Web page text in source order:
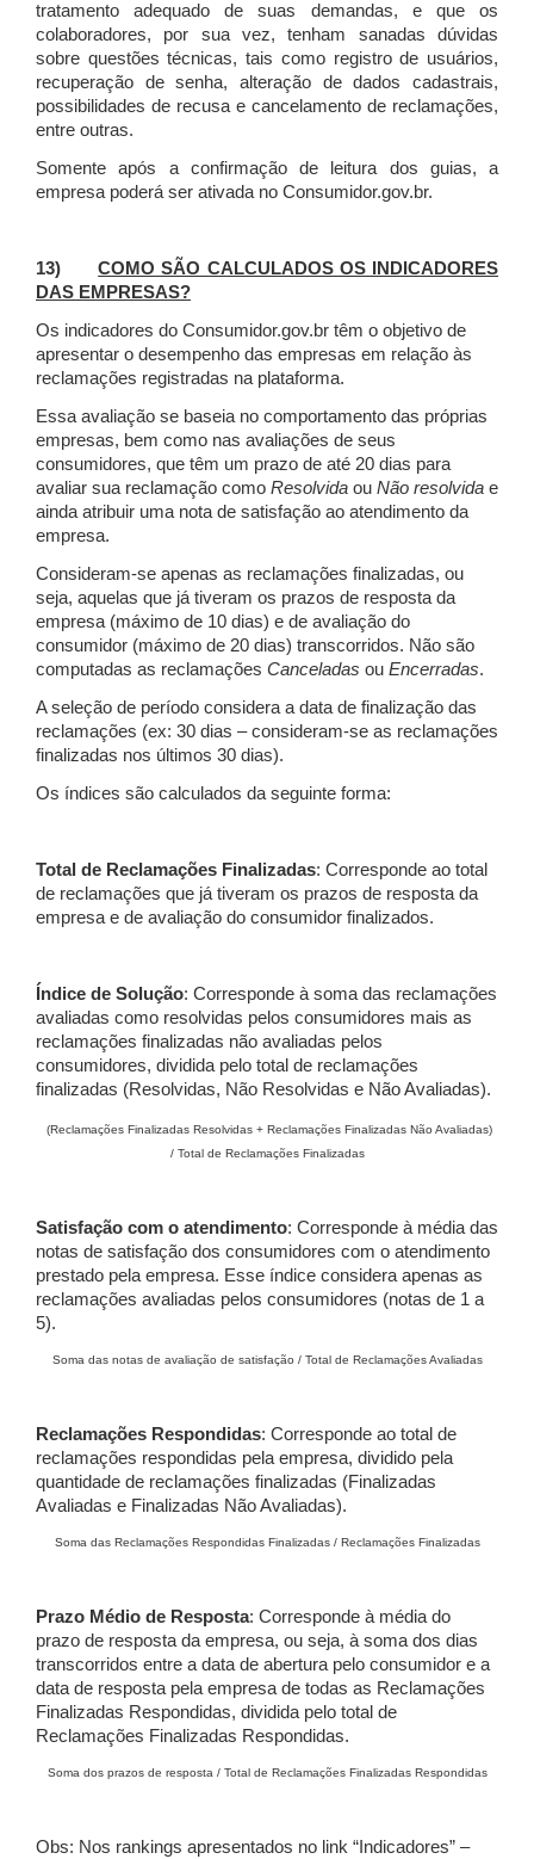
tratamento adequado de suas demandas, e que os
colaboradores, por sua vez, tenham sanadas dúvidas
sobre questões técnicas, tais como registro de usuários,
recuperação de senha, alteração de dados cadastrais,
possibilidades de recusa e cancelamento de reclamações,
entre outras.
Somente após a confirmação de leitura dos guias, a
empresa poderá ser ativada no Consumidor.gov.br.
13)COMO SÃO CALCULADOS OS INDICADORES
DAS EMPRESAS?
Os indicadores do Consumidor.gov.br têm o objetivo de
apresentar o desempenho das empresas em relação às
reclamações registradas na plataforma.
Essa avaliação se baseia no comportamento das próprias
empresas, bem como nas avaliações de seus
consumidores, que têm um prazo de até 20 dias para
avaliar sua reclamação como Resolvida ou Não resolvida e
ainda atribuir uma nota de satisfação ao atendimento da
empresa.
Consideram-se apenas as reclamações finalizadas, ou
seja, aquelas que já tiveram os prazos de resposta da
empresa (máximo de 10 dias) e de avaliação do
consumidor (máximo de 20 dias) transcorridos. Não são
computadas as reclamações Canceladas ou Encerradas.
A seleção de período considera a data de finalização das
reclamações (ex: 30 dias – consideram-se as reclamações
finalizadas nos últimos 30 dias).
Os índices são calculados da seguinte forma:
Total de Reclamações Finalizadas: Corresponde ao total
de reclamações que já tiveram os prazos de resposta da
empresa e de avaliação do consumidor finalizados.
Índice de Solução: Corresponde à soma das reclamações
avaliadas como resolvidas pelos consumidores mais as
reclamações finalizadas não avaliadas pelos
consumidores, dividida pelo total de reclamações
finalizadas (Resolvidas, Não Resolvidas e Não Avaliadas).
(Reclamações Finalizadas Resolvidas + Reclamações Finalizadas Não Avaliadas)
/ Total de Reclamações Finalizadas
Satisfação com o atendimento: Corresponde à média das
notas de satisfação dos consumidores com o atendimento
prestado pela empresa. Esse índice considera apenas as
reclamações avaliadas pelos consumidores (notas de 1 a
5).
Soma das notas de avaliação de satisfação / Total de Reclamações Avaliadas
Reclamações Respondidas: Corresponde ao total de
reclamações respondidas pela empresa, dividido pela
quantidade de reclamações finalizadas (Finalizadas
Avaliadas e Finalizadas Não Avaliadas).
Soma das Reclamações Respondidas Finalizadas / Reclamações Finalizadas
Prazo Médio de Resposta: Corresponde à média do
prazo de resposta da empresa, ou seja, à soma dos dias
transcorridos entre a data de abertura pelo consumidor e a
data de resposta pela empresa de todas as Reclamações
Finalizadas Respondidas, dividida pelo total de
Reclamações Finalizadas Respondidas.
Soma dos prazos de resposta / Total de Reclamações Finalizadas Respondidas
Obs: Nos rankings apresentados no link “Indicadores” –